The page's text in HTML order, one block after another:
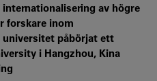
av högre
forskare inom
universitet påbörjat ett
i Hangzhou, Kina